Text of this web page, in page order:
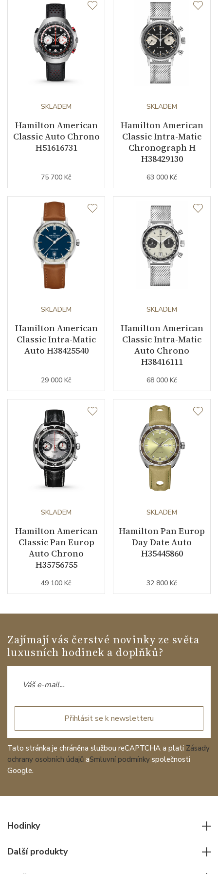
SKLADEM
Hamilton American
Classic Auto Chrono
H51616731
75 700 Kč
SKLADEM
Hamilton American
Classic Intra-Matic
Chronograph H
H38429130
63 000 Kč
SKLADEM
Hamilton American
Classic Intra-Matic
Auto H38425540
29 000 Kč
SKLADEM
Hamilton American
Classic Intra-Matic
Auto Chrono
H38416111
68 000 Kč
SKLADEM
Hamilton American
Classic Pan Europ
Auto Chrono
H35756755
49 100 Kč
SKLADEM
Hamilton Pan Europ
Day Date Auto
H35445860
32 800 Kč
Zajímají vás čerstvé novinky ze světa
luxusních hodinek a doplňků?
Přihlásit se k newsletteru
Tato stránka je chráněna službou reCAPTCHA a platí Zásady
ochrany osobních údajů aSmluvní podmínky společnosti
Google.
Hodinky
Další produkty